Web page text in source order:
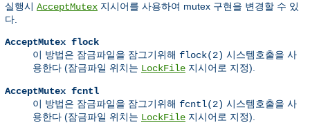
실행시 AcceptMutex 지시어를 사용하여 mutex 구현을 변경할 수 있
다.
AcceptMutex flock
이 방법은 잠금파일을 잠그기위해 flock(2) 시스템호출을 사
용한다 (잠금파일 위치는 LockFile 지시어로 지정).
AcceptMutex fcntl
이 방법은 잠금파일을 잠그기위해 fcntl(2) 시스템호출을 사
용한다 (잠금파일 위치는 LockFile 지시어로 지정).